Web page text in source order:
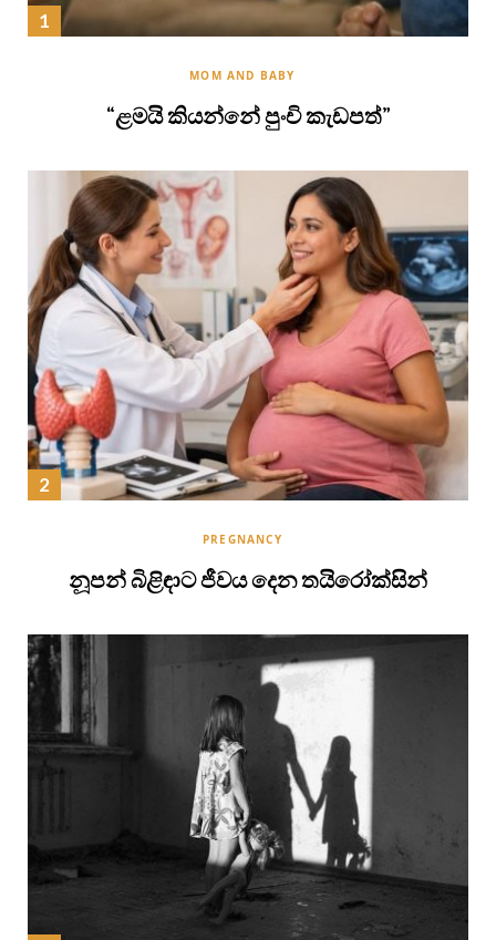
MOM AND BABY
“ළමයි කියන්නේ පුංචි කැඩපත්”
PREGNANCY
නූපන් බිළිඳාට ජීවය දෙන තයිරෝක්සින්